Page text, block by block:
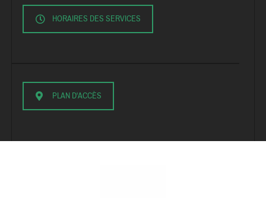
HORAIRES DES SERVICES
PLAN D'ACCÈS